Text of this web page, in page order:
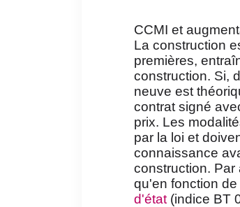
CCMI et
La construction
premières,
construction. Si,
neuve est
contrat signé
prix. Les
par la loi et
connaissance
construction. Par
qu'en fonction de
d'état (indice BT